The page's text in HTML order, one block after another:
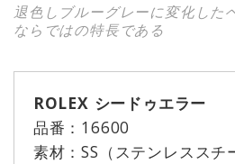
退色しブルーグレーに変化した
ならではの特長である
ROLEX シードゥエラー
品番：16600
素材：SS（ステンレススチ